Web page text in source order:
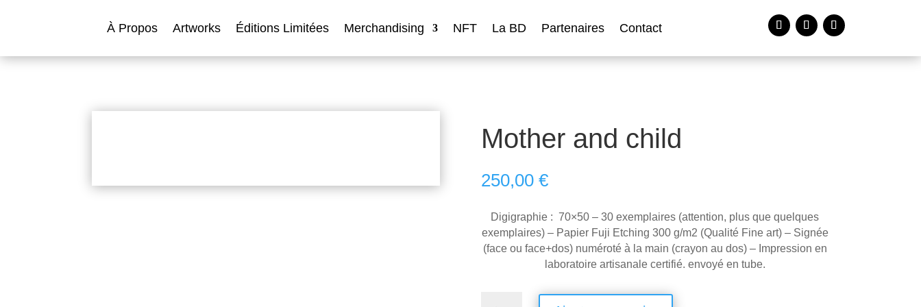
À Propos Artworks Éditions Limitées Merchandising NFT La BD Partenaires Contact
Mother and child
250,00 €
Digigraphie : 70×50 – 30 exemplaires (attention, plus que quelques
exemplaires) – Papier Fuji Etching 300 g/m2 (Qualité Fine art) – Signée
(face ou face+dos) numéroté à la main (crayon au dos) – Impression en
laboratoire artisanale certifié. envoyé en tube.